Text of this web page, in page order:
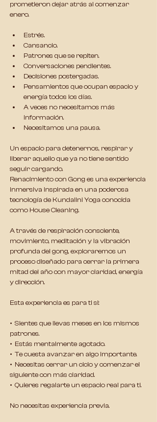
prometieron dejar atrás al comenzar
enero.
Estrés.
Cansancio.
Patrones que se repiten.
Conversaciones pendientes.
Decisiones postergadas.
Pensamientos que ocupan espacio y
energía todos los días.
A veces no necesitamos más
información.
Necesitamos una pausa.
Un espacio para detenernos, respirar y
liberar aquello que ya no tiene sentido
seguir cargando.
Renacimiento con Gong es una experiencia
inmersiva inspirada en una poderosa
tecnología de Kundalini Yoga conocida
como House Cleaning.
A través de respiración consciente,
movimiento, meditación y la vibración
profunda del gong, exploraremos un
proceso diseñado para cerrar la primera
mitad del año con mayor claridad, energía
y dirección.
Esta experiencia es para ti si:
•⁠  ⁠Sientes que llevas meses en los mismos
patrones.
•⁠  ⁠Estás mentalmente agotado.
•⁠  ⁠Te cuesta avanzar en algo importante.
•⁠  ⁠Necesitas cerrar un ciclo y comenzar el
siguiente con más claridad.
•⁠  ⁠Quieres regalarte un espacio real para ti.
No necesitas experiencia previa.